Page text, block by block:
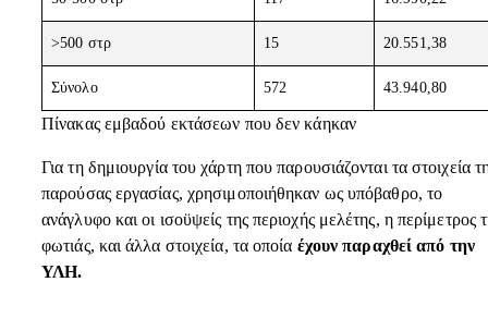
>500 στρ 15 20.551,38
Σύνολο 572 43.940,80
Πίνακας εμβαδού εκτάσεων που δεν κάηκαν
Για τη δημιουργία του χάρτη που παρουσιάζονται τα στοιχεία
παρούσας εργασίας, χρησιμοποιήθηκαν ως υπόβαθρο, το
ανάγλυφο και οι ισοϋψείς της περιοχής μελέτης, η περίμετρος
φωτιάς, και άλλα στοιχεία, τα οποία έχουν παραχθεί από την
ΥΛΗ.